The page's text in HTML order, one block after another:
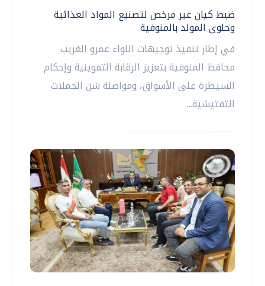
ضبط كيان غير مرخص لتصنيع المواد الغذائية
وحلوى المولد بالمنوفية
في إطار تنفيذ توجيهات اللواء عمرو الغريب
محافظ المنوفية بتعزيز الرقابة التموينية وإحكام
السيطرة على الأسواق، ومواصلة شن الحملات
التفتيشية...